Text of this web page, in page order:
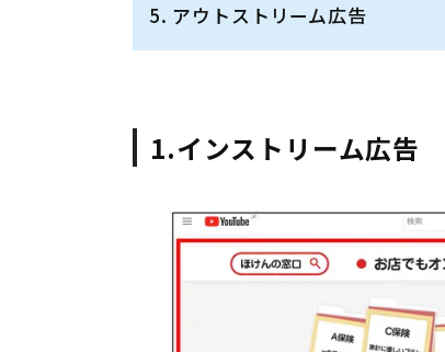
アウトストリーム広告
1.インストリーム広告